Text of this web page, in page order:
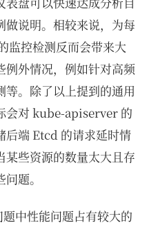
做说明。相较来说，为每
监控检测反而会带来大
例外情况，例如针对高频
。除了以上提到的通用
会对 kube-apiserver 的
后端 Etcd 的请求延时情
某些资源的数量太大且存
题。
中性能问题占有较大的